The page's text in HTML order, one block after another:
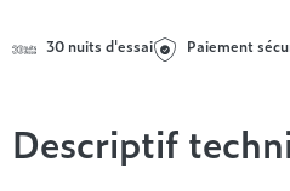
- de 1000€
Entre 1000 et 1500€
Nos matelas par marque
+ de 1500€
Nos sommiers par prix
Entre 1000 et 1500€
+ de 1000€
30 nuits d'essai Paiement
Descriptif